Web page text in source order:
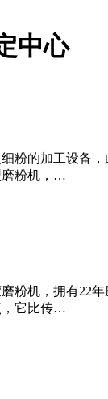
中心
粉的加工设备
磨粉机，…
粉机，拥有22
，它比传…